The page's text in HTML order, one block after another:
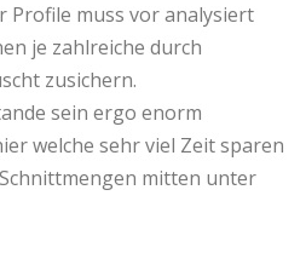
Profile muss vor analysiert
je zahlreiche durch
zusichern.
sein ergo enorm
welche sehr viel Zeit sparen
mitten unter